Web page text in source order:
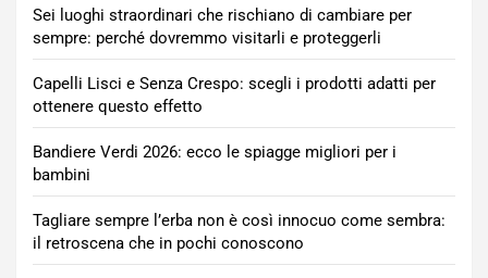
Sei luoghi straordinari che rischiano di cambiare per
sempre: perché dovremmo visitarli e proteggerli
Capelli Lisci e Senza Crespo: scegli i prodotti adatti per
ottenere questo effetto
Bandiere Verdi 2026: ecco le spiagge migliori per i
bambini
Tagliare sempre l’erba non è così innocuo come sembra:
il retroscena che in pochi conoscono